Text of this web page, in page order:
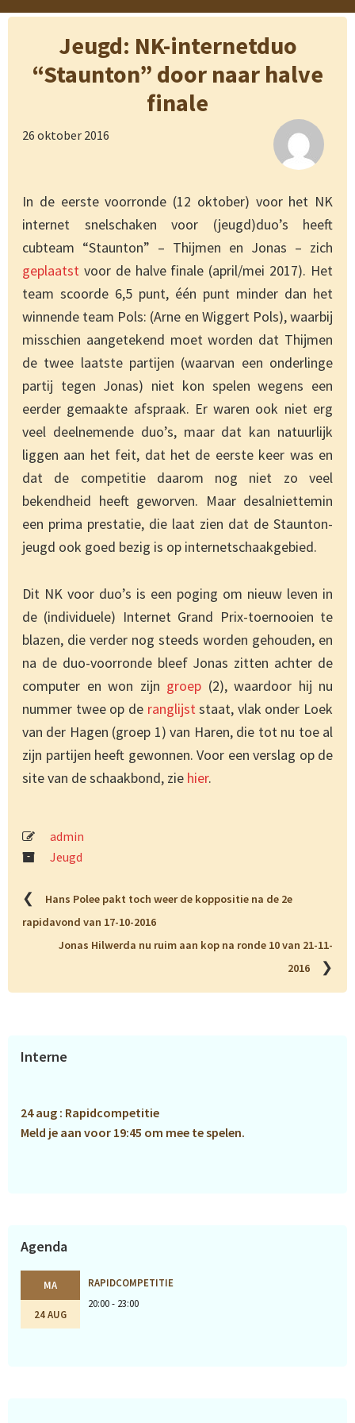
Jeugd: NK-internetduo
“Staunton” door naar halve
finale
26 oktober 2016
In de eerste voorronde (12 oktober) voor het NK
internet snelschaken voor (jeugd)duo’s heeft
cubteam “Staunton” – Thijmen en Jonas – zich
geplaatst voor de halve finale (april/mei 2017). Het
team scoorde 6,5 punt, één punt minder dan het
winnende team Pols: (Arne en Wiggert Pols), waarbij
misschien aangetekend moet worden dat Thijmen
de twee laatste partijen (waarvan een onderlinge
partij tegen Jonas) niet kon spelen wegens een
eerder gemaakte afspraak. Er waren ook niet erg
veel deelnemende duo’s, maar dat kan natuurlijk
liggen aan het feit, dat het de eerste keer was en
dat de competitie daarom nog niet zo veel
bekendheid heeft geworven. Maar desalniettemin
een prima prestatie, die laat zien dat de Staunton-
jeugd ook goed bezig is op internetschaakgebied.
Dit NK voor duo’s is een poging om nieuw leven in
de (individuele) Internet Grand Prix-toernooien te
blazen, die verder nog steeds worden gehouden, en
na de duo-voorronde bleef Jonas zitten achter de
computer en won zijn groep (2), waardoor hij nu
nummer twee op de ranglijststaat, vlak onder Loek
van der Hagen (groep 1) van Haren, die tot nu toe al
zijn partijen heeft gewonnen. Voor een verslag op de
site van de schaakbond, zie hier.
admin
Jeugd
❮
Hans Polee pakt toch weer de koppositie na de 2e
rapidavond van 17-10-2016
Jonas Hilwerda nu ruim aan kop na ronde 10 van 21-11-
2016
❯
Primaire
Interne
24 aug : Rapidcompetitie
Meld je aan voor 19:45 om mee te spelen.
Agenda
MA
24 AUG
RAPIDCOMPETITIE
20:00 - 23:00